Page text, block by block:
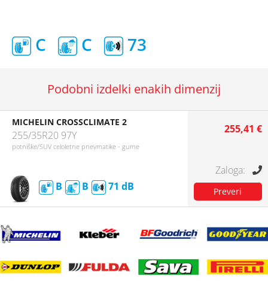
C C 73
Podobni izdelki enakih dimenzij
MICHELIN CROSSCLIMATE 2
255/35R20 97Y
potniške/SUV celoletne pnevmatike - gume
B B 71
255,41 €